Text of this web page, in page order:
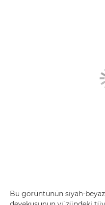
Bu görüntünün siyah-